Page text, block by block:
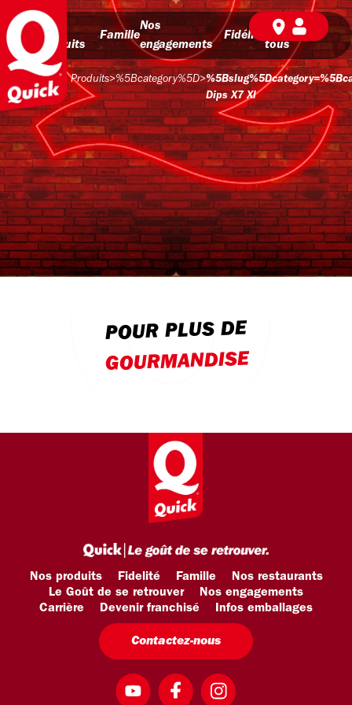
Nos
produits
Famille
Nos
engagements
Fidélité
BD pour
tous
Produits>%5Bcategory%5D>
Dips X7 Xl
POUR PLUS DE
GOURMANDISE
Nos produits Fidelité Famille
Nos restaurants
Le Goût de se retrouver
Nos engagements
Carrière
Devenir franchisé Infos emballages
Contactez-nous